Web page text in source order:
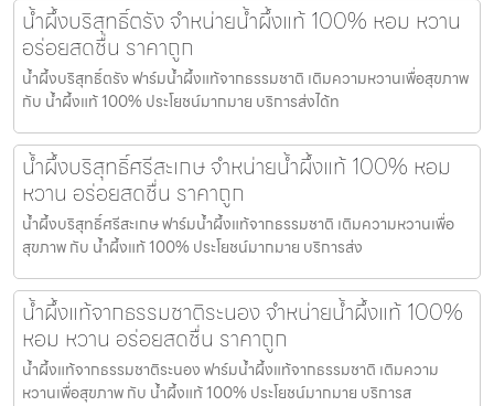
น้ำผึ้งบริสุทธิ์ตรัง จำหน่ายน้ำผึ้งแท้ 100% หอม หวาน
อร่อยสดชื่น ราคาถูก
น้ำผึ้งบริสุทธิ์ตรัง ฟาร์มน้ำผึ้งแท้จากธรรมชาติ เติมความหวานเพื่อสุขภาพ
กับ น้ำผึ้งแท้ 100% ประโยชน์มากมาย บริการส่งได้ท
น้ำผึ้งบริสุทธิ์ศรีสะเกษ จำหน่ายน้ำผึ้งแท้ 100% หอม
หวาน อร่อยสดชื่น ราคาถูก
น้ำผึ้งบริสุทธิ์ศรีสะเกษ ฟาร์มน้ำผึ้งแท้จากธรรมชาติ เติมความหวานเพื่อ
สุขภาพ กับ น้ำผึ้งแท้ 100% ประโยชน์มากมาย บริการส่ง
น้ำผึ้งแท้จากธรรมชาติระนอง จำหน่ายน้ำผึ้งแท้ 100%
หอม หวาน อร่อยสดชื่น ราคาถูก
น้ำผึ้งแท้จากธรรมชาติระนอง ฟาร์มน้ำผึ้งแท้จากธรรมชาติ เติมความ
หวานเพื่อสุขภาพ กับ น้ำผึ้งแท้ 100% ประโยชน์มากมาย บริการส